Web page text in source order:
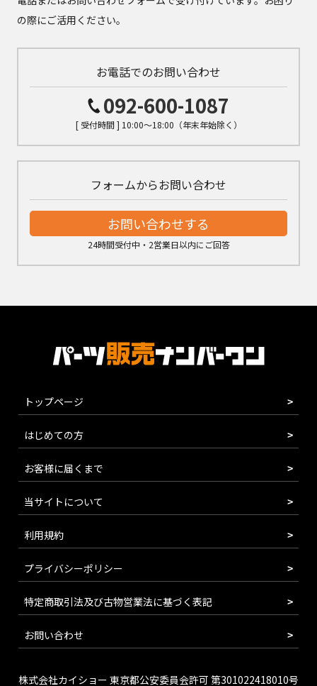
の際にご活用ください。
お電話でのお問い合わせ
092-600-1087
[ 受付時間 ] 10:00～18:00（年末年始除く）
フォームからお問い合わせ
お問い合わせする
24時間受付中・2営業日以内にご回答
トップページ
はじめての方
お客様に届くまで
当サイトについて
利用規約
プライバシーポリシー
特定商取引法及び古物営業法に基づく表記
お問い合わせ
株式会社カイショー 東京都公安委員会許可 第301022418010号